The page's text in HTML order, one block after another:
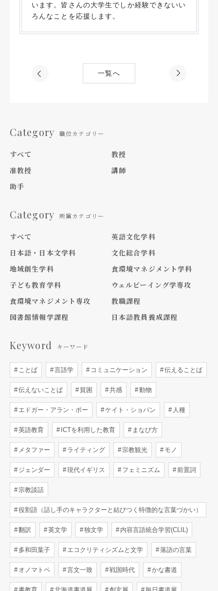
います。皆さんの大学生でしか経験できないい
ろんなことを応援します。
一覧へ
Category 職位カテゴリー
すべて
教授
准教授
講師
助手
Category 所属カテゴリー
すべて
英語文化学科
日本語・日本文学科
文化総合学科
地域創生学科
食環境マネジメント学科
子ども教育学科
ウェルビーイング学専攻
食環境マネジメント専攻
教職課程
図書館情報学課程
日本語教員養成課程
Keyword キーワード
ことば 言語学 コミュニケーション 伝えることば
伝えないことば 貧困 共感 動物
エドガー・アラン・ポー ケイト・ショパン 人種
英語教育 ICTを利用した教育 まなび方
メタファー ライティング 宗教観光 モノ
ジェンダー 現代イギリス フェミニズム 前置詞
宗教談話
役割語（話し手のキャラクターと結びつく特徴的な言葉づかい）
翻訳 英文学 独文学 内容言語統合学習(CLIL)
多和田葉子 エコクリティシズムと文学 落語の言葉
オノマトペ 言文一致 戦国時代 かな書道